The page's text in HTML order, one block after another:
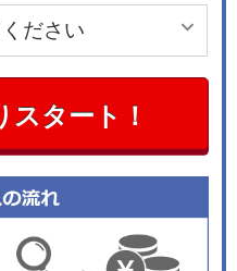
はじめくつろげる機能
グ可能なリヤシート
くりに携わってきた匠
術をオーディオ開発
せる心地よいリスニ
出しフロアにより、乗
時に便利なオート電動
ラーに取り付けられ
スタート！